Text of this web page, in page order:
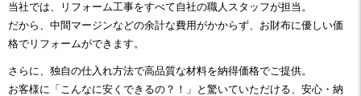
当社では、リフォーム工事をすべて自社の職人スタッフが担当。
だから、中間マージンなどの余計な費用がかからず、お財布に優しい価
格でリフォームができます。
さらに、独自の仕入れ方法で高品質な材料を納得価格でご提供。
お客様に「こんなに安くできるの？！」と驚いていただける、安心・納